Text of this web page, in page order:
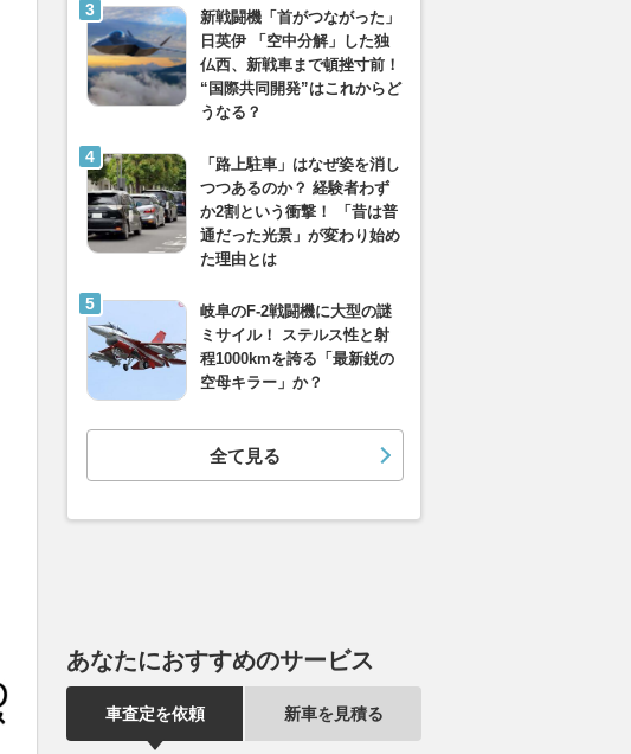
新戦闘機「首がつながった」
日英伊 「空中分解」した独
仏西、新戦車まで頓挫寸前！
“国際共同開発”はこれからど
うなる？
「路上駐車」はなぜ姿を消し
つつあるのか？ 経験者わず
か2割という衝撃！ 「昔は普
通だった光景」が変わり始め
た理由とは
岐阜のF-2戦闘機に大型の謎
ミサイル！ ステルス性と射
程1000kmを誇る「最新鋭の
空母キラー」か？
全て見る
あなたにおすすめのサービス
車査定を依頼 新車を見積る